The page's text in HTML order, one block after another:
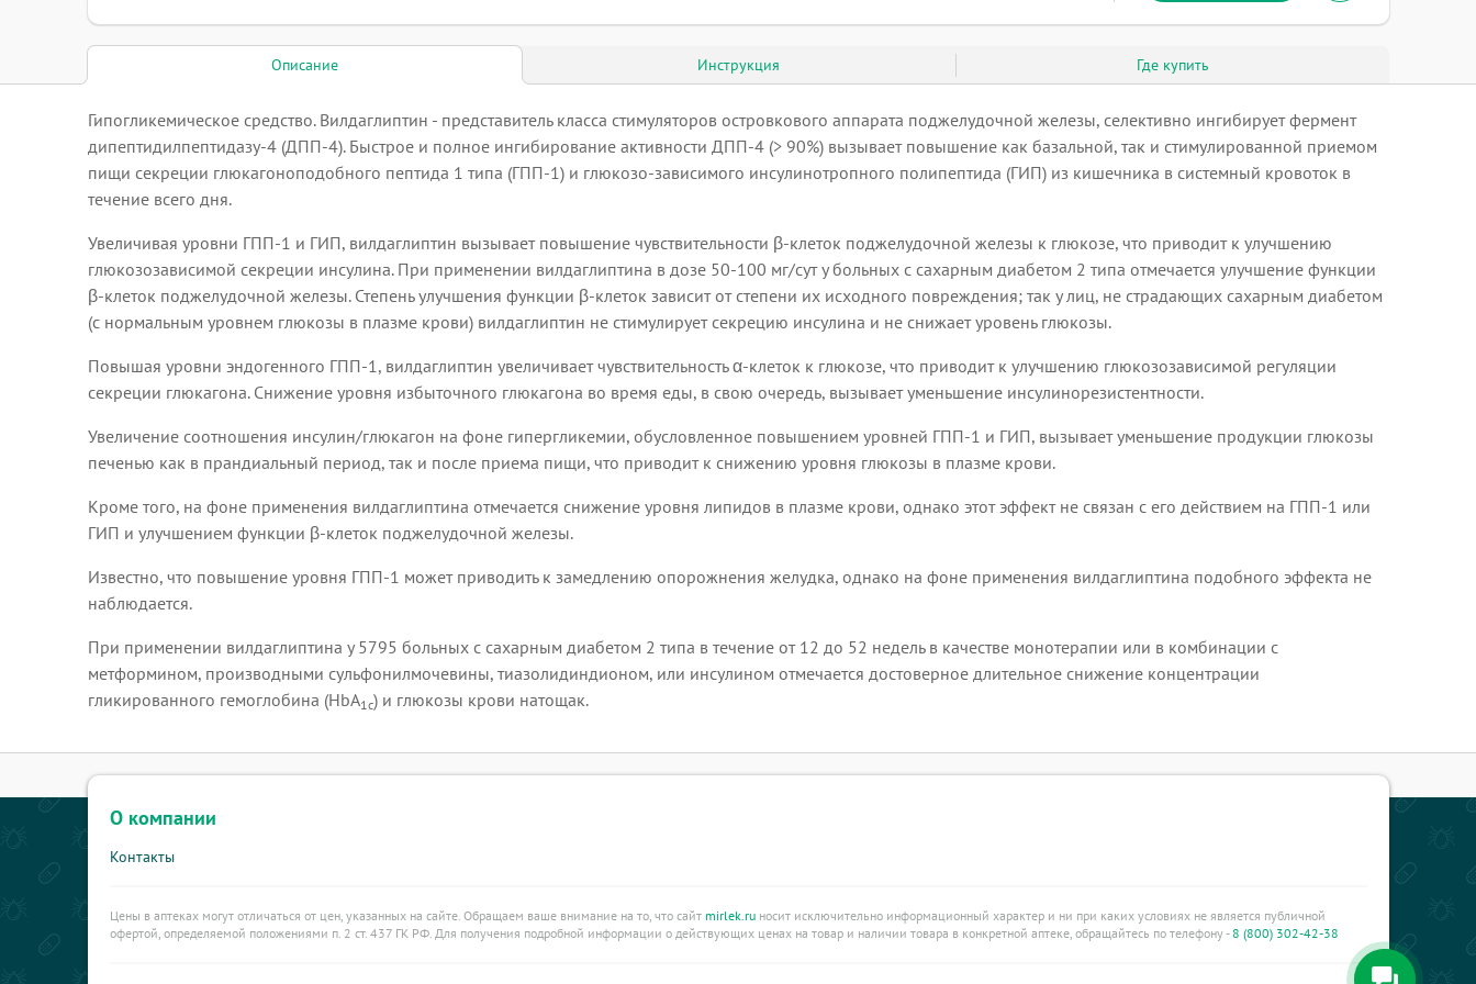
Описание Инструкция Где купить
Гипогликемическое средство. Вилдаглиптин - представитель класса стимуляторов островкового аппарата поджелудочной железы, селективно ингибирует фермент
дипептидилпептидазу-4 (ДПП-4). Быстрое и полное ингибирование активности ДПП-4 (> 90%) вызывает повышение как базальной, так и стимулированной приемом
пищи секреции глюкагоноподобного пептида 1 типа (ГПП-1) и глюкозо-зависимого инсулинотропного полипептида (ГИП) из кишечника в системный кровоток в
течение всего дня.
Увеличивая уровни ГПП-1 и ГИП, вилдаглиптин вызывает повышение чувствительности β-клеток поджелудочной железы к глюкозе, что приводит к улучшению
глюкозозависимой секреции инсулина. При применении вилдаглиптина в дозе 50-100 мг/сут у больных с сахарным диабетом 2 типа отмечается улучшение функции
β-клеток поджелудочной железы. Степень улучшения функции β-клеток зависит от степени их исходного повреждения; так у лиц, не страдающих сахарным диабетом
(с нормальным уровнем глюкозы в плазме крови) вилдаглиптин не стимулирует секрецию инсулина и не снижает уровень глюкозы.
Повышая уровни эндогенного ГПП-1, вилдаглиптин увеличивает чувствительность α-клеток к глюкозе, что приводит к улучшению глюкозозависимой регуляции
секреции глюкагона. Снижение уровня избыточного глюкагона во время еды, в свою очередь, вызывает уменьшение инсулинорезистентности.
Увеличение соотношения инсулин/глюкагон на фоне гипергликемии, обусловленное повышением уровней ГПП-1 и ГИП, вызывает уменьшение продукции глюкозы
печенью как в прандиальный период, так и после приема пищи, что приводит к снижению уровня глюкозы в плазме крови.
Кроме того, на фоне применения вилдаглиптина отмечается снижение уровня липидов в плазме крови, однако этот эффект не связан с его действием на ГПП-1 или
ГИП и улучшением функции β-клеток поджелудочной железы.
Известно, что повышение уровня ГПП-1 может приводить к замедлению опорожнения желудка, однако на фоне применения вилдаглиптина подобного эффекта не
наблюдается.
При применении вилдаглиптина у 5795 больных с сахарным диабетом 2 типа в течение от 12 до 52 недель в качестве монотерапии или в комбинации с
метформином, производными сульфонилмочевины, тиазолидиндионом, или инсулином отмечается достоверное длительное снижение концентрации
гликированного гемоглобина (HbA1с) и глюкозы крови натощак.
О компании
Контакты
Цены в аптеках могут отличаться от цен, указанных на сайте. Обращаем ваше внимание на то, что сайт mirlek.ruносит исключительно информационный характер и ни при каких условиях не является публичной
офертой, определяемой положениями п. 2 ст. 437 ГК РФ. Для получения подробной информации о действующих ценах на товар и наличии товара в конкретной аптеке, обращайтесь по телефону -8 (800) 302-42-38